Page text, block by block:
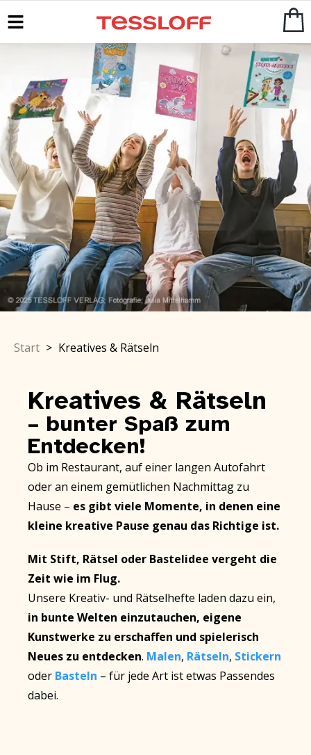
Start > Kreatives & Rätseln
Kreatives & Rätseln
– bunter Spaß zum
Entdecken!
Ob im Restaurant, auf einer langen Autofahrt
oder an einem gemütlichen Nachmittag zu
Hause – es gibt viele Momente, in denen eine
kleine kreative Pause genau das Richtige ist.
Mit Stift, Rätsel oder Bastelidee vergeht die
Zeit wie im Flug.
Unsere Kreativ- und Rätselhefte laden dazu ein,
in bunte Welten einzutauchen, eigene
Kunstwerke zu erschaffen und spielerisch
Neues zu entdecken. Malen, Rätseln, Stickern
oder Basteln – für jede Art ist etwas Passendes
dabei.